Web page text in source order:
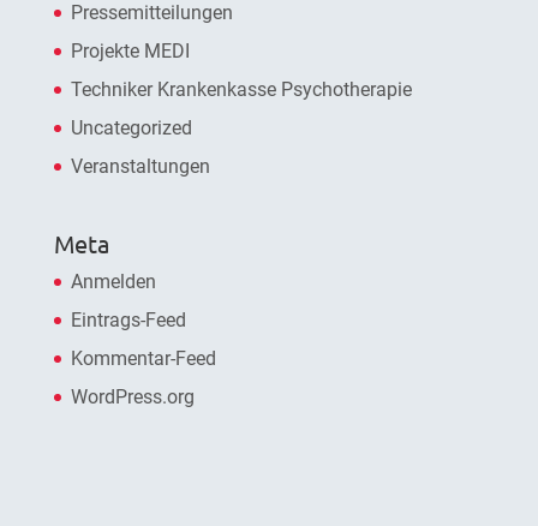
Pressemitteilungen
Projekte MEDI
Techniker Krankenkasse Psychotherapie
Uncategorized
Veranstaltungen
Meta
Anmelden
Eintrags-Feed
Kommentar-Feed
WordPress.org